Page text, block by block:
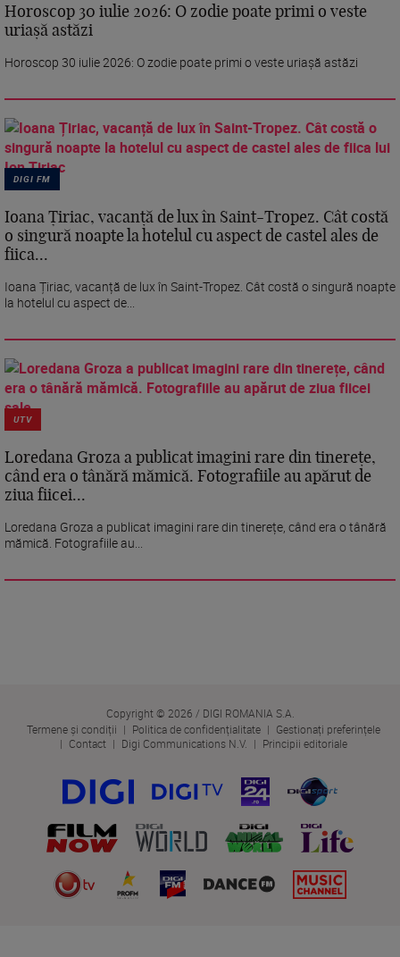
Horoscop 30 iulie 2026: O zodie poate primi o veste
uriașă astăzi
Horoscop 30 iulie 2026: O zodie poate primi o veste uriașă astăzi
DIGI FM
Ioana Țiriac, vacanță de lux în Saint-Tropez. Cât costă
o singură noapte la hotelul cu aspect de castel ales de
fiica...
Ioana Țiriac, vacanță de lux în Saint-Tropez. Cât costă o singură noapte
la hotelul cu aspect de...
UTV
Loredana Groza a publicat imagini rare din tinerețe,
când era o tânără mămică. Fotografiile au apărut de
ziua fiicei...
Loredana Groza a publicat imagini rare din tinerețe, când era o tânără
mămică. Fotografiile au...
Copyright © 2026 / DIGI ROMANIA S.A.
Termene și condiții
Politica de confidențialitate
Gestionați preferințele
Contact
Digi Communications N.V. Principii editoriale